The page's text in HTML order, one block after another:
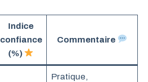
Indice
confiance
(%)
Commentaire
Pratique,